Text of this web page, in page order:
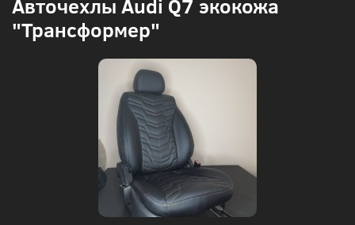
Авточехлы Audi Q7 экокожа
"Трансформер"